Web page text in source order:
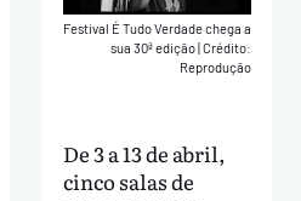
Festival É Tudo Verdade chega a
sua 30ª edição|Crédito:
Reprodução
De 3 a 13 de abril,
cinco salas de